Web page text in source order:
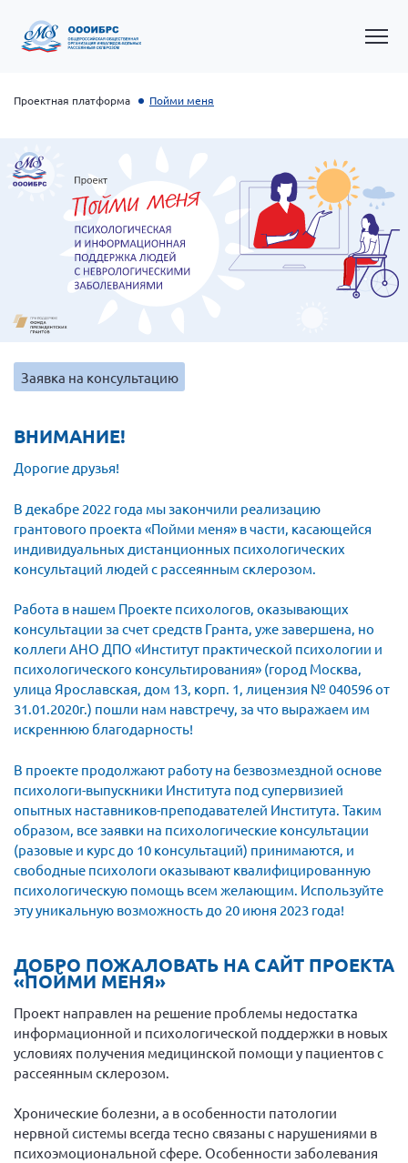
Общероссийская РС
Архангельская область
Брянская область
Владимирская область
Ивановская область
Калининградская область
Кемеровская область
Кировская область
Красноярский край
Липецкая область
Ленинградская область
г. Москва
Московская область
Мурманская область
Нижегородская область
Новгородская область
Новосибирская область
Омская область
Оренбургская область
Республика Башкортостан
Республика Карелия
Республика Калмыкия
Ростовская область
г. Санкт-Петербург
Проектная платформа Пойми меня
Заявка на консультацию
ВНИМАНИЕ!
Дорогие друзья!
В декабре 2022 года мы закончили реализацию
грантового проекта «Пойми меня» в части, касающейся
индивидуальных дистанционных психологических
консультаций людей с рассеянным склерозом.
Работа в нашем Проекте психологов, оказывающих
консультации за счет средств Гранта, уже завершена, но
коллеги АНО ДПО «Институт практической психологии и
психологического консультирования» (город Москва,
улица Ярославская, дом 13, корп. 1, лицензия № 040596 от
31.01.2020г.) пошли нам навстречу, за что выражаем им
искреннюю благодарность!
В проекте продолжают работу на безвозмездной основе
психологи-выпускники Института под супервизией
опытных наставников-преподавателей Института. Таким
образом, все заявки на психологические консультации
(разовые и курс до 10 консультаций) принимаются, и
свободные психологи оказывают квалифицированную
психологическую помощь всем желающим. Используйте
эту уникальную возможность до 20 июня 2023 года!
ДОБРО ПОЖАЛОВАТЬ НА САЙТ ПРОЕКТА
«ПОЙМИ МЕНЯ»
Проект направлен на решение проблемы недостатка
информационной и психологической поддержки в новых
условиях получения медицинской помощи у пациентов с
рассеянным склерозом.
Хронические болезни, а в особенности патологии
нервной системы всегда тесно связаны с нарушениями в
психоэмоциональной сфере. Особенности заболевания